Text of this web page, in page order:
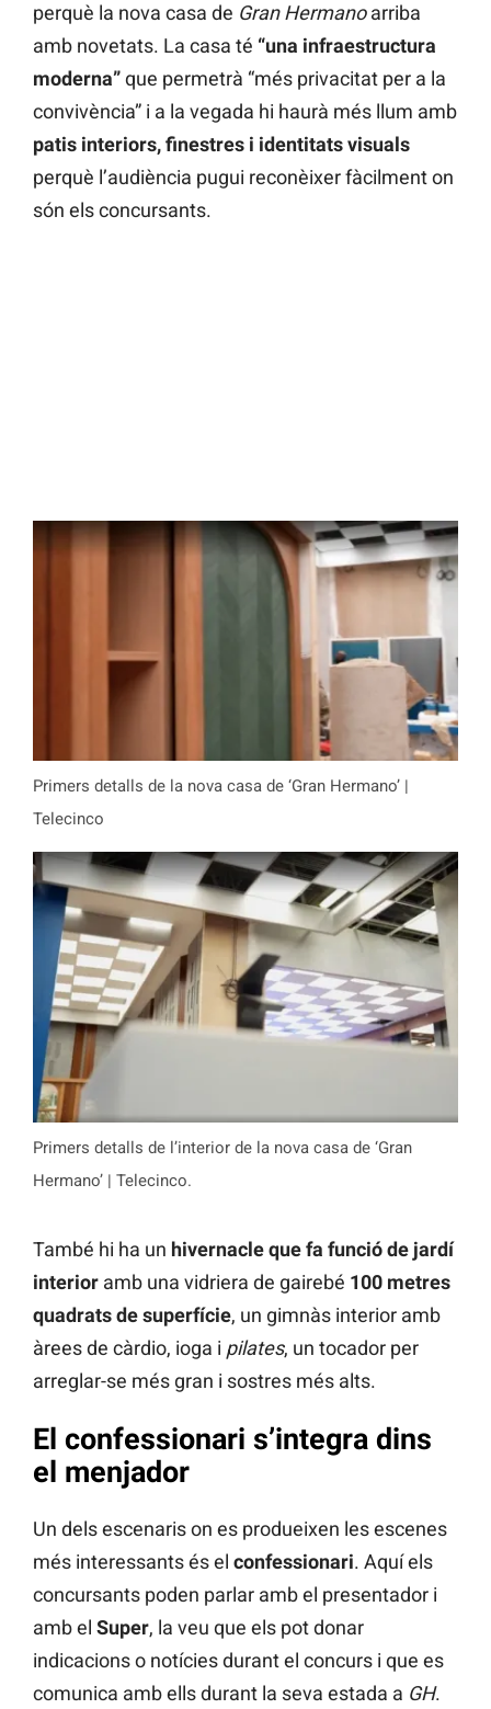
perquè la nova casa de Gran Hermanoarriba
amb novetats. La casa té “una infraestructura
moderna”que permetrà “més privacitat per a la
convivència” i a la vegada hi haurà més llum amb
patis interiors, finestres i identitats visuals
perquè l’audiència pugui reconèixer fàcilment on
són els concursants.
Primers detalls de la nova casa de ‘Gran Hermano’ |
Telecinco
Primers detalls de l’interior de la nova casa de ‘Gran
Hermano’ | Telecinco.
També hi ha un hivernacle que fa funció de jardí
interior amb una vidriera de gairebé 100 metres
quadrats de superfície, un gimnàs interior amb
àrees de càrdio, ioga i pilates, un tocador per
arreglar-se més gran i sostres més alts.
El confessionari s’integra dins
el menjador
Un dels escenaris on es produeixen les escenes
més interessants és el confessionari. Aquí els
concursants poden parlar amb el presentador i
amb el Super, la veu que els pot donar
indicacions o notícies durant el concurs i que es
comunica amb ells durant la seva estada a GH.